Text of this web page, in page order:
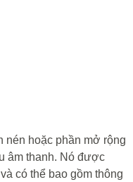
nén hoặc phần mở rộng
âm thanh. Nó được
có thể bao gồm thông